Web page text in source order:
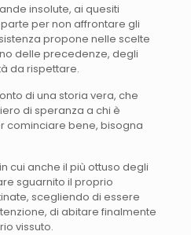
insolute, ai quesiti
per non affrontare gli
propone nelle scelte
delle precedenze, degli
da rispettare.
di una storia vera, che
di speranza a chi è
cominciare bene, bisogna
cui anche il più ottuso degli
sguarnito il proprio
scegliendo di essere
di abitare finalmente
vissuto.